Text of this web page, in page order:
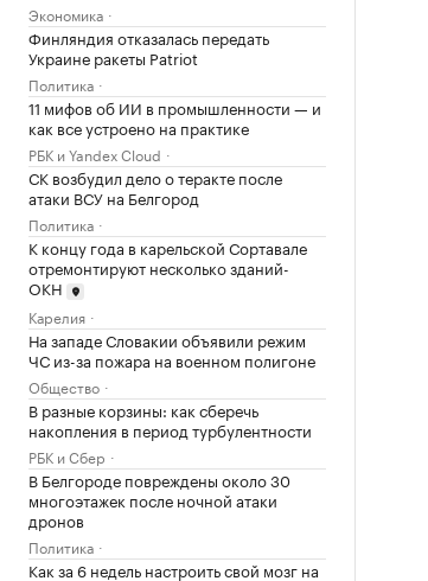
Экономика
Финляндия отказалась передать
Украине ракеты Patriot
Политика
11 мифов об ИИ в промышленности — и
как все устроено на практике
РБК и Yandex Cloud
СК возбудил дело о теракте после
атаки ВСУ на Белгород
Политика
К концу года в карельской Сортавале
отремонтируют несколько зданий-
ОКН
Карелия
На западе Словакии объявили режим
ЧС из-за пожара на военном полигоне
Общество
В разные корзины: как сберечь
накопления в период турбулентности
РБК и Сбер
В Белгороде повреждены около 30
многоэтажек после ночной атаки
дронов
Политика
Как за 6 недель настроить свой мозг на